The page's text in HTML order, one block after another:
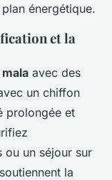
énergétique.
et la
avec des
un chiffon
prolongée et
ou un séjour sur
la